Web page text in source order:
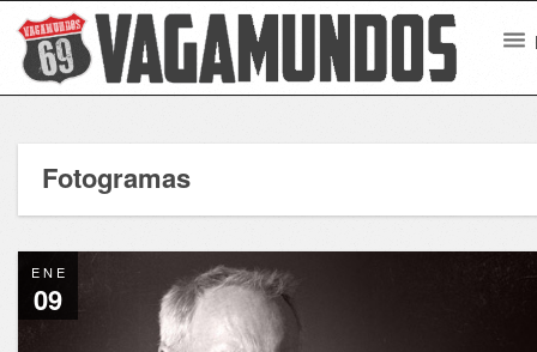
Fotogramas
ENE
09